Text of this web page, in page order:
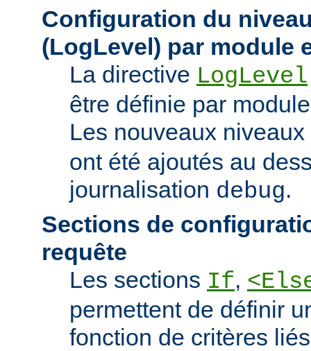
Configuration du
(LogLevel) par module
La directive LogLevel
être définie par
Les nouveaux niveaux
ont été ajoutés au
journalisation debug.
Sections de
requête
Les sections If,
permettent de définir
fonction de critères